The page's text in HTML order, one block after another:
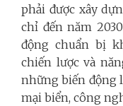
phải được xây
chỉ đến năm
động chuẩn bị
chiến lược và
những biến động
mại biển, công